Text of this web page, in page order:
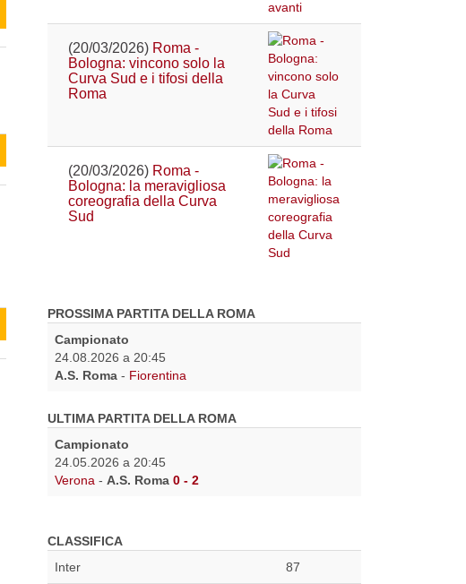
(20/03/2026) Roma -
Bologna: vincono solo la
Curva Sud e i tifosi della
Roma
(20/03/2026) Roma -
Bologna: la meravigliosa
coreografia della Curva
Sud
PROSSIMA PARTITA DELLA ROMA
Campionato
24.08.2026 a 20:45
A.S. Roma - Fiorentina
ULTIMA PARTITA DELLA ROMA
Campionato
24.05.2026 a 20:45
Verona - A.S. Roma 0 - 2
CLASSIFICA
Inter
87